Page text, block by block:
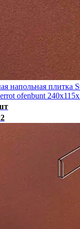
напольная плитка
ofenbunt